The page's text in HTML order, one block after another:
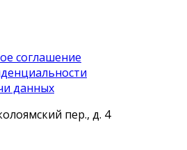
соглашение
данных
пер., д. 4